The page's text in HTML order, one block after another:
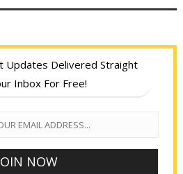
Updates Delivered Straight
Inbox For Free!